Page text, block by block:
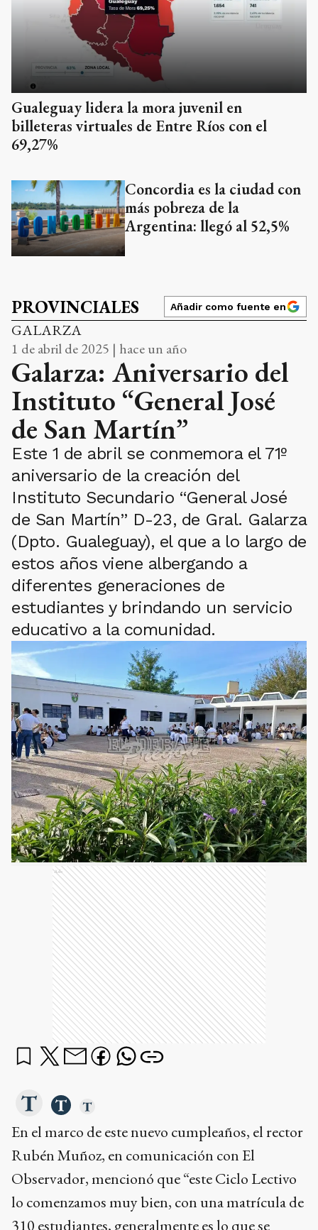
Gualeguay lidera la mora juvenil en
billeteras virtuales de Entre Ríos con el
69,27%
Concordia es la ciudad con
más pobreza de la
Argentina: llegó al 52,5%
PROVINCIALES Añadir como fuente en
GALARZA
1 de abril de 2025 | hace un año
Galarza: Aniversario del
Instituto “General José
de San Martín”
Este 1 de abril se conmemora el 71º
aniversario de la creación del
Instituto Secundario “General José
de San Martín” D-23, de Gral. Galarza
(Dpto. Gualeguay), el que a lo largo de
estos años viene albergando a
diferentes generaciones de
estudiantes y brindando un servicio
educativo a la comunidad.
Ads
En el marco de este nuevo cumpleaños, el rector
Rubén Muñoz, en comunicación con El
Observador, mencionó que “este Ciclo Lectivo
lo comenzamos muy bien, con una matrícula de
310 estudiantes, generalmente es lo que se